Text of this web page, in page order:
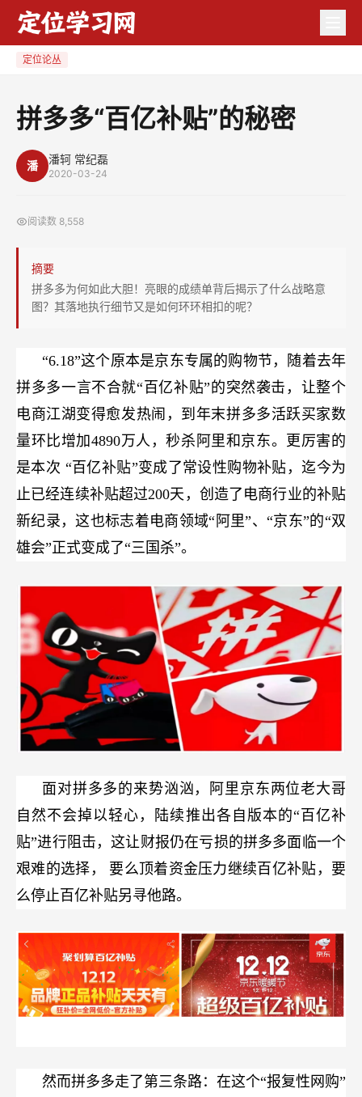
定位论丛
拼多多“百亿补贴”的秘密
潘 潘轲 常纪磊
2020-03-24
阅读数 8,558
摘要
拼多多为何如此大胆！亮眼的成绩单背后揭示了什么战略意
图？其落地执行细节又是如何环环相扣的呢？
“6.18”这个原本是京东专属的购物节，随着去年
拼多多一言不合就“百亿补贴”的突然袭击，让整个
电商江湖变得愈发热闹，到年末拼多多活跃买家数
量环比增加4890万人，秒杀阿里和京东。更厉害的
是本次 “百亿补贴”变成了常设性购物补贴，迄今为
止已经连续补贴超过200天，创造了电商行业的补贴
新纪录，这也标志着电商领域“阿里”、“京东”的“双
雄会”正式变成了“三国杀”。
面对拼多多的来势汹汹，阿里京东两位老大哥
自然不会掉以轻心，陆续推出各自版本的“百亿补
贴”进行阻击，这让财报仍在亏损的拼多多面临一个
艰难的选择， 要么顶着资金压力继续百亿补贴，要
么停止百亿补贴另寻他路。
然而拼多多走了第三条路：在这个“报复性网购”